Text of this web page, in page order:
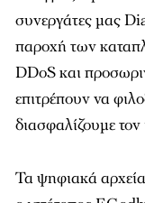
συνεργάτες μας
παροχή των
DDoS και
επιτρέπουν να
διασφαλίζουμε
Τα ψηφιακά αρχεία